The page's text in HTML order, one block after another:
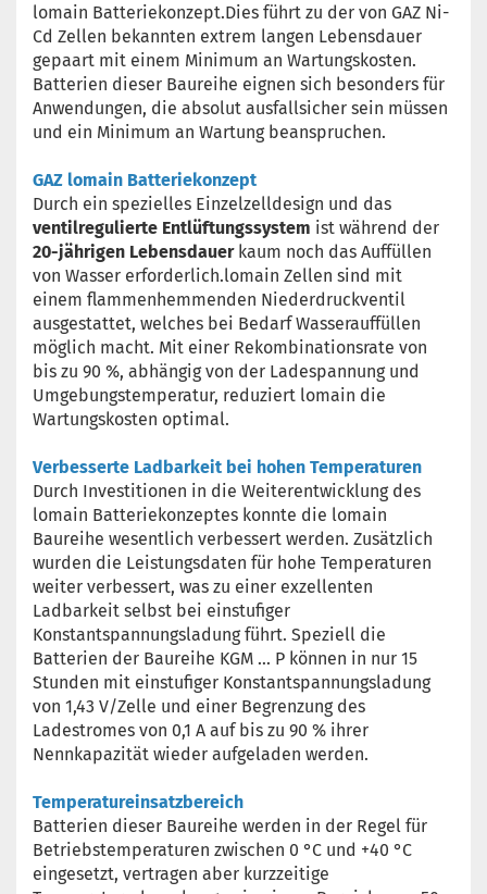
lomain Batteriekonzept.Dies führt zu der von GAZ Ni-
Cd Zellen bekannten extrem langen Lebensdauer
gepaart mit einem Minimum an Wartungskosten.
Batterien dieser Baureihe eignen sich besonders für
Anwendungen, die absolut ausfallsicher sein müssen
und ein Minimum an Wartung beanspruchen.
GAZ lomain Batteriekonzept
Durch ein spezielles Einzelzelldesign und das
ventilregulierte Entlüftungssystem ist während der
20-jährigen Lebensdauerkaum noch das Auffüllen
von Wasser erforderlich.lomain Zellen sind mit
einem flammenhemmenden Niederdruckventil
ausgestattet, welches bei Bedarf Wasserauffüllen
möglich macht. Mit einer Rekombinationsrate von
bis zu 90 %, abhängig von der Ladespannung und
Umgebungstemperatur, reduziert lomain die
Wartungskosten optimal.
Verbesserte Ladbarkeit bei hohen Temperaturen
Durch Investitionen in die Weiterentwicklung des
lomain Batteriekonzeptes konnte die lomain
Baureihe wesentlich verbessert werden. Zusätzlich
wurden die Leistungsdaten für hohe Temperaturen
weiter verbessert, was zu einer exzellenten
Ladbarkeit selbst bei einstufiger
Konstantspannungsladung führt. Speziell die
Batterien der Baureihe KGM ... P können in nur 15
Stunden mit einstufiger Konstantspannungsladung
von 1,43 V/Zelle und einer Begrenzung des
Ladestromes von 0,1 A auf bis zu 90 % ihrer
Nennkapazität wieder aufgeladen werden.
Temperatureinsatzbereich
Batterien dieser Baureihe werden in der Regel für
Betriebstemperaturen zwischen 0 °C und +40 °C
eingesetzt, vertragen aber kurzzeitige